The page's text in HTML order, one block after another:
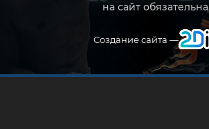
на сайт обязательна
Создание сайта —